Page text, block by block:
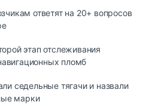
ответят на 20+ вопросов
этап отслеживания
пломб
седельные тягачи и назвали
марки